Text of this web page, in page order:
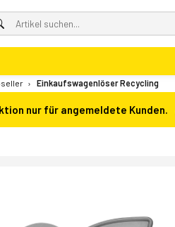
› Einkaufswagenlöser Recycling
nur für angemeldete Kunden.